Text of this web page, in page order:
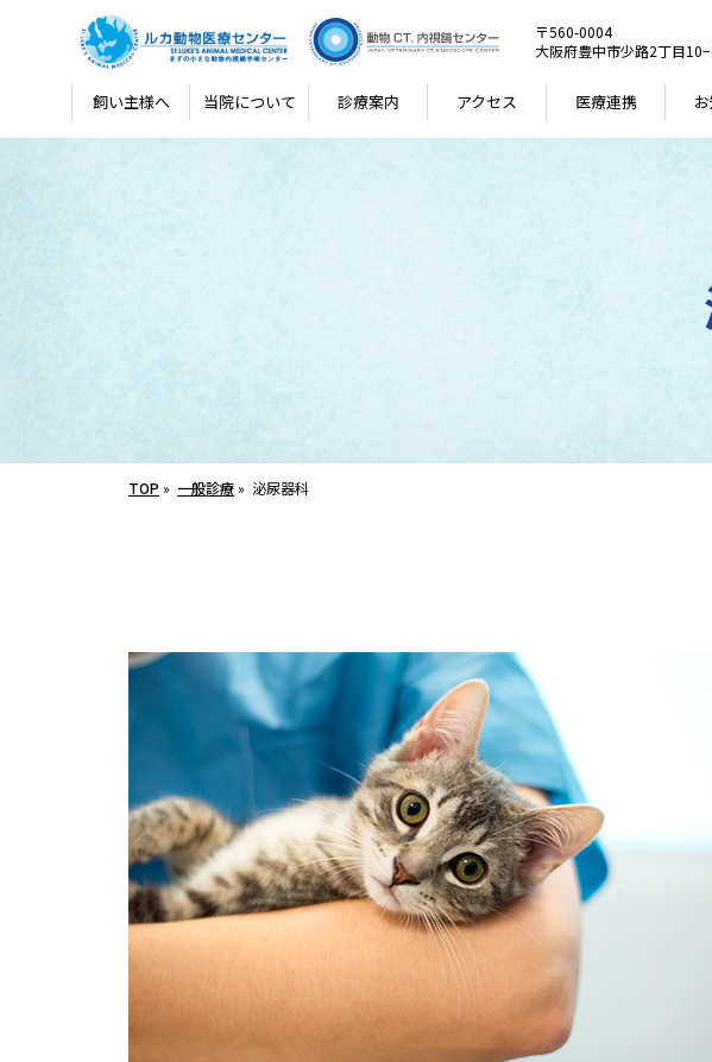
〒560-0004
大阪府豊中市少路2丁目
飼い主様へ 当院について 診療案内 アクセス 医療連携
TOP » 一般診療» 泌尿器科